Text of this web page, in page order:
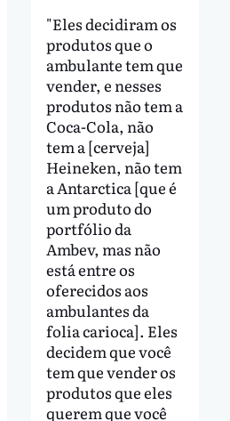
"Eles decidiram os
produtos que o
ambulante tem que
vender, e nesses
produtos não tem a
Coca-Cola, não
tem a [cerveja]
Heineken, não tem
a Antarctica [que é
um produto do
portfólio da
Ambev, mas não
está entre os
oferecidos aos
ambulantes da
folia carioca]. Eles
decidem que você
tem que vender os
produtos que eles
querem que você